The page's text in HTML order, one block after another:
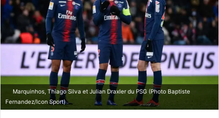
Marquinhos, Thiago Silva et Julian Draxler du PSG (Photo Baptiste
Fernandez/Icon Sport)